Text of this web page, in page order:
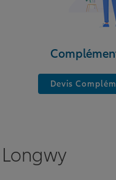
Devis